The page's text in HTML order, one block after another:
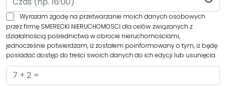
Wyrażam zgodę na przetwarzanie moich danych osobowych
przez firmę SMERECKI NIERUCHOMOSCI dla celów związanych z
działalnością pośrednictwa w obrocie nieruchomościami,
jednocześnie potwierdzam, iż zostałem poinformowany o tym, iż będę
posiadać dostęp do treści swoich danych do ich edycji lub usunięcia.